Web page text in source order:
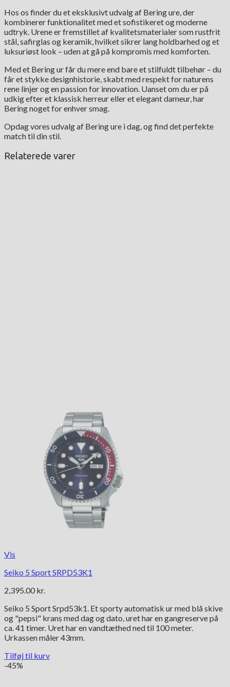
Hos os finder du et eksklusivt udvalg af Bering ure, der
kombinerer funktionalitet med et sofistikeret og moderne
udtryk. Urene er fremstillet af kvalitetsmaterialer som rustfrit
stål, safirglas og keramik, hvilket sikrer lang holdbarhed og et
luksuriøst look – uden at gå på kompromis med komforten.
Med et Bering ur får du mere end bare et stilfuldt tilbehør – du
får et stykke designhistorie, skabt med respekt for naturens
rene linjer og en passion for innovation. Uanset om du er på
udkig efter et klassisk herreur eller et elegant dameur, har
Bering noget for enhver smag.
Opdag vores udvalg af Bering ure i dag, og find det perfekte
match til din stil.
Relaterede varer
Vis
Seiko 5 Sport SRPD53K1
2,395.00 kr.
Seiko 5 Sport Srpd53k1. Et sporty automatisk ur med blå skive
og "pepsi" krans med dag og dato, uret har en gangreserve på
ca. 41 timer. Uret har en vandtæthed ned til 100 meter.
Urkassen måler 43mm.
Tilføj til kurv
-45%